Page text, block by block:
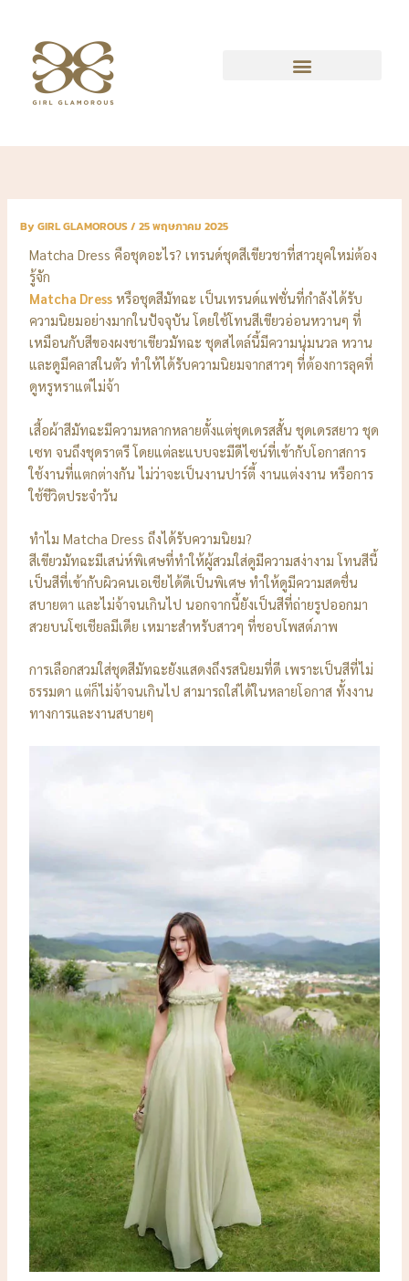
content
ByGIRL GLAMOROUS/25 พฤษภาคม 2025
Matcha Dress คือชุดอะไร? เทรนด์ชุดสีเขียวชาที่สาวยุคใหม่ต้อง
รู้จัก
Matcha Dress หรือชุดสีมัทฉะ เป็นเทรนด์แฟชั่นที่กำลังได้รับ
ความนิยมอย่างมากในปัจจุบัน โดยใช้โทนสีเขียวอ่อนหวานๆ ที่
เหมือนกับสีของผงชาเขียวมัทฉะ ชุดสไตล์นี้มีความนุ่มนวล หวาน
และดูมีคลาสในตัว ทำให้ได้รับความนิยมจากสาวๆ ที่ต้องการลุคที่
ดูหรูหราแต่ไม่จ้า
เสื้อผ้าสีมัทฉะมีความหลากหลายตั้งแต่ชุดเดรสสั้น ชุดเดรสยาว ชุด
เซท จนถึงชุดราตรี โดยแต่ละแบบจะมีดีไซน์ที่เข้ากับโอกาสการ
ใช้งานที่แตกต่างกัน ไม่ว่าจะเป็นงานปาร์ตี้ งานแต่งงาน หรือการ
ใช้ชีวิตประจำวัน
ทำไม Matcha Dress ถึงได้รับความนิยม?
สีเขียวมัทฉะมีเสน่ห์พิเศษที่ทำให้ผู้สวมใส่ดูมีความสง่างาม โทนสีนี้
เป็นสีที่เข้ากับผิวคนเอเชียได้ดีเป็นพิเศษ ทำให้ดูมีความสดชื่น
สบายตา และไม่จ้าจนเกินไป นอกจากนี้ยังเป็นสีที่ถ่ายรูปออกมา
สวยบนโซเชียลมีเดีย เหมาะสำหรับสาวๆ ที่ชอบโพสต์ภาพ
การเลือกสวมใส่ชุดสีมัทฉะยังแสดงถึงรสนิยมที่ดี เพราะเป็นสีที่ไม่
ธรรมดา แต่ก็ไม่จ้าจนเกินไป สามารถใส่ได้ในหลายโอกาส ทั้งงาน
ทางการและงานสบายๆ